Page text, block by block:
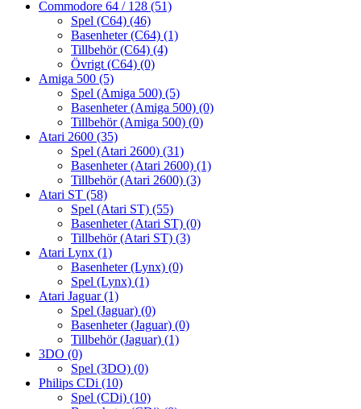
Commodore 64 / 128 (51)
Spel (C64) (46)
Basenheter (C64) (1)
Tillbehör (C64) (4)
Övrigt (C64) (0)
Amiga 500 (5)
Spel (Amiga 500) (5)
Basenheter (Amiga 500) (0)
Tillbehör (Amiga 500) (0)
Atari 2600 (35)
Spel (Atari 2600) (31)
Basenheter (Atari 2600) (1)
Tillbehör (Atari 2600) (3)
Atari ST (58)
Spel (Atari ST) (55)
Basenheter (Atari ST) (0)
Tillbehör (Atari ST) (3)
Atari Lynx (1)
Basenheter (Lynx) (0)
Spel (Lynx) (1)
Atari Jaguar(1)
Spel (Jaguar) (0)
Basenheter (Jaguar) (0)
Tillbehör (Jaguar) (1)
3DO (0)
Spel (3DO) (0)
Philips CDi (10)
Spel (CDi) (10)